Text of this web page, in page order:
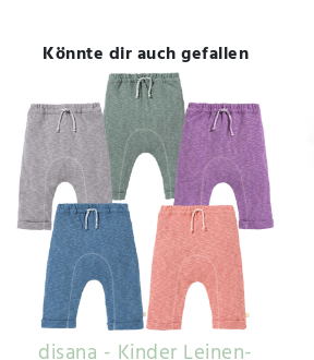
Könnte dir auch gefallen